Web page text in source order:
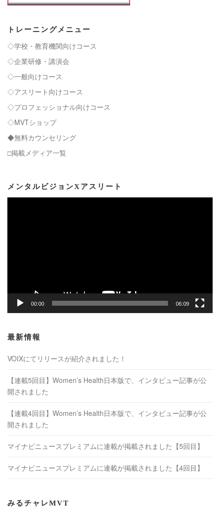
トレーニングメニュー
◇学校・教育機関向けコース
◇企業研修・講演会
◇一般向けコース
◇アスリート向けコース
◇プロフェッショナル向けコース
◇MVTショップ
◆無料カウンセリング
□掲載メディア一覧
メンタルビジョンXアスリート
00:00 06:09
最新情報
VOIXにてリリースが紹介されました！
【連載5回目】Women’s Health日本版で、インタビュー記事が公
開されました
【連載4回目】Women’s Health日本版で、インタビュー記事が公
開されました
マイナビニュースプレミアムに連載が掲載されました【5回目】
マイナビニュースプレミアムに連載が掲載されました【4回目】
みるチャレMVT